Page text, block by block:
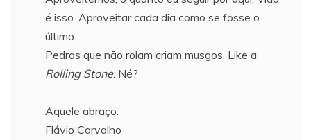
é isso. Aproveitar cada dia como se fosse o
último.
Pedras que não rolam criam musgos. Like a
Rolling Stone. Né?
Aquele abraço.
Flávio Carvalho